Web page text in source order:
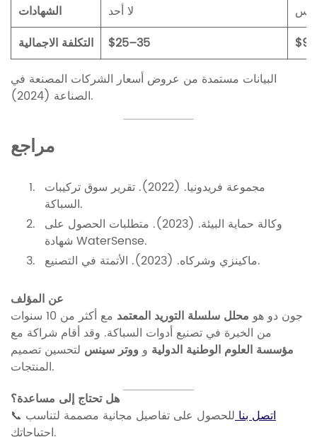
الشهادات
لا أحد
التكلفة الاجمالية
$25–35
البيانات مستمدة من عروض أسعار الشركات المصنعة في
الصناعة (2024).
مراجع
مجموعة فريدونيا. (2022).
تقرير سوق تركيبات
السباكة.
وكالة حماية البيئة. (2023).
متطلبات الحصول على
شهادة WaterSense.
ماكينزي وشركاه. (2023).
الأتمتة في التصنيع .
عن المؤلف
جون دو هو محلل سلسلة التوريد المعتمد
مع أكثر من 10 سنوات
من الخبرة في تصنيع أدوات السباكة. وقد أقام شراكة مع
مؤسسة العلوم الوطنية الدولية و ووتر سينس لتحسين تصميم
المنتجات.
هل تحتاج إلى مساعدة؟
📞
اتصل بنا للحصول على تفاصيل مجانية مصممة لتناسب
احتياجاتك.